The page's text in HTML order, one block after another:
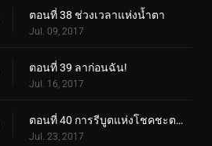
ตอนที่ 38 ช่วงเวลาแห่งน้ำตา
Jul. 09, 2017
ตอนที่ 39 ลาก่อนฉัน!
Jul. 16, 2017
ตอนที่ 40 การรีบูตแห่งโชคชะตา!
Jul. 23, 2017